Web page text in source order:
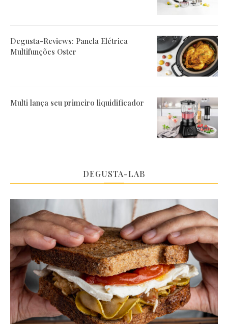
Degusta-Reviews: Panela Elétrica
Multifunções Oster
Multi lança seu primeiro liquidificador
DEGUSTA-LAB